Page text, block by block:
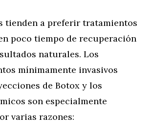
tienden a preferir tratamientos
poco tiempo de recuperación
naturales. Los
mínimamente invasivos
de Botox y los
son especialmente
varias razones: